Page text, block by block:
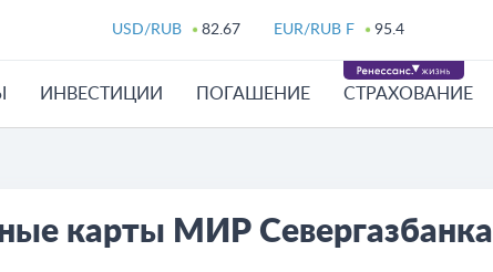
USD/RUB 82.67 EUR/RUB F 95.4
ИНВЕСТИЦИИ ПОГАШЕНИЕ СТРАХОВАНИЕ
карты МИР Севергазбанка